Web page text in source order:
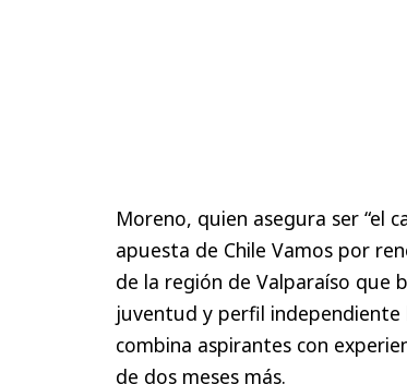
Moreno, quien asegura ser “el
apuesta de Chile Vamos por
de la región de Valparaíso que
juventud y perfil
combina aspirantes con
de dos meses más.